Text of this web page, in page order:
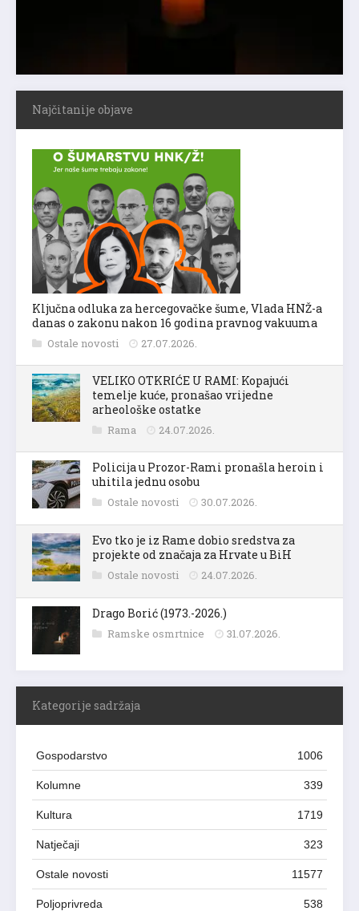
Najčitanije objave
Ključna odluka za hercegovačke šume, Vlada HNŽ-a
danas o zakonu nakon 16 godina pravnog vakuuma
Ostale novosti 27.07.2026.
VELIKO OTKRIĆE U RAMI: Kopajući
temelje kuće, pronašao vrijedne
arheološke ostatke
Rama 24.07.2026.
Policija u Prozor-Rami pronašla heroin i
uhitila jednu osobu
Ostale novosti 30.07.2026.
Evo tko je iz Rame dobio sredstva za
projekte od značaja za Hrvate u BiH
Ostale novosti 24.07.2026.
Drago Borić (1973.-2026.)
Ramske osmrtnice 31.07.2026.
Kategorije sadržaja
Gospodarstvo 1006
Kolumne 339
Kultura 1719
Natječaji 323
Ostale novosti 11577
Poljoprivreda 538